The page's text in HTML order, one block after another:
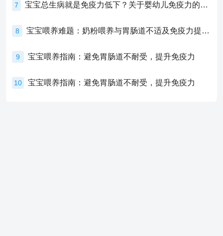
7 宝宝总生病就是免疫力低下？关于婴幼儿免疫力的真相，家长必须了解！
8 宝宝喂养难题：奶粉喂养与胃肠道不适及免疫力提升的奥秘
9 宝宝喂养指南：避免胃肠道不耐受，提升免疫力
10 宝宝喂养指南：避免胃肠道不耐受，提升免疫力